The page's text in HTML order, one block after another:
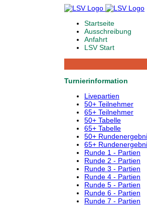
Startseite
Ausschreibung
Anfahrt
LSV Start
Turnierinformation
Livepartien
50+ Teilnehmer
65+ Teilnehmer
50+ Tabelle
65+ Tabelle
50+
65+
Runde 1 - Partien
Runde 2 - Partien
Runde 3 - Partien
Runde 4 - Partien
Runde 5 - Partien
Runde 6 - Partien
Runde 7 - Partien